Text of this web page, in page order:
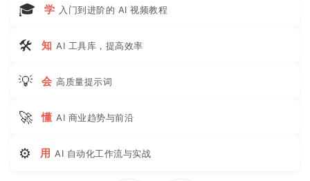
🎓 学 入门到进阶的 AI 视频教程
🛠 知 AI 工具库，提高效率
💡 会 高质量提示词
🚀 懂 AI 商业趋势与前沿
⚙ 用 AI 自动化工作流与实战